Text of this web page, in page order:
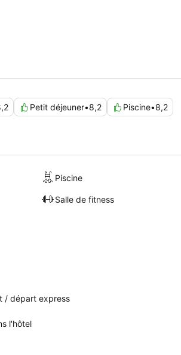
Petit déjeuner•8,2 Piscine•8,2
Piscine
Salle de fitness
/ départ express
l'hôtel